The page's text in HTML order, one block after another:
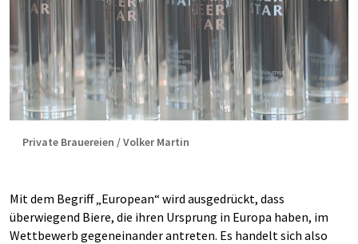
Private Brauereien / Volker Martin
Mit dem Begriff „European“ wird ausgedrückt, dass
überwiegend Biere, die ihren Ursprung in Europa haben, im
Wettbewerb gegeneinander antreten. Es handelt sich also